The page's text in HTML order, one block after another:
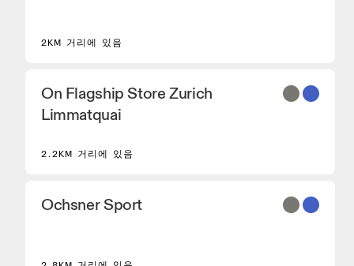
2KM 거리에 있음
On Flagship Store Zurich
Limmatquai
2.2KM 거리에 있음
Ochsner Sport